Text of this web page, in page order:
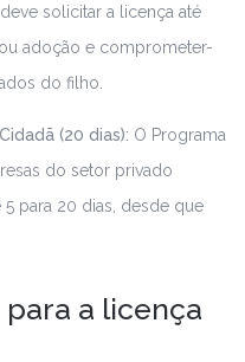
solicitar a licença até
adoção e comprometer-
do filho.
(20 dias): O Programa
do setor privado
para 20 dias, desde que
a licença